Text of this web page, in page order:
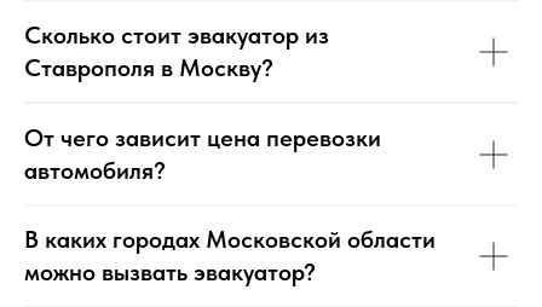
Сколько стоит эвакуатор из
Ставрополя в Москву?
От чего зависит цена перевозки
автомобиля?
В каких городах Московской области
можно вызвать эвакуатор?